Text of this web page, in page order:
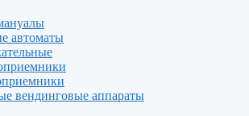
автоматы
вендинговые аппараты